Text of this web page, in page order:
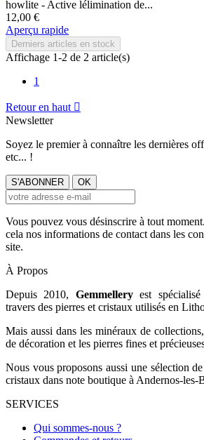
howlite - Active lélimination de...
12,00 €
Aperçu rapide
Derniers articles en stock
Affichage 1-2 de 2 article(s)
1
Retour en haut 
Newsletter
Soyez le premier à connaître les dernières
etc... !
Vous pouvez vous désinscrire à tout
cela nos informations de contact dans les
site.
À Propos
Depuis 2010, Gemmelleryest
travers des pierres et cristaux utilisés en
Mais aussi dans les minéraux de
de décoration et les pierres fines et
Nous vous proposons aussi une sélection
cristaux dans note boutique à Andernos-les-
SERVICES
Qui sommes-nous ?